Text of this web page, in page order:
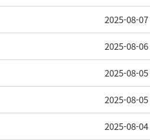
2025-08-07
2025-08-06
2025-08-05
2025-08-05
2025-08-04